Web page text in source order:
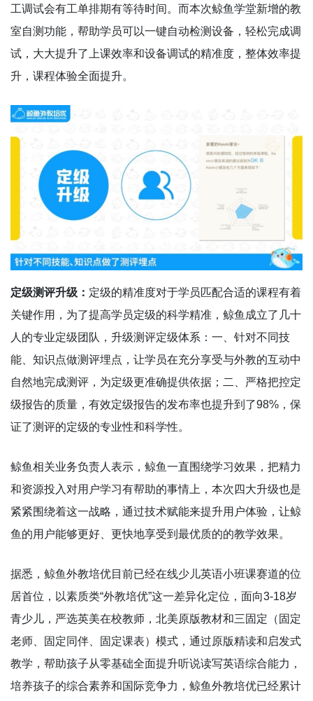
工调试会有工单排期有等待时间。而本次鲸鱼学堂新增的教
室自测功能，帮助学员可以一键自动检测设备，轻松完成调
试，大大提升了上课效率和设备调试的精准度，整体效率提
升，课程体验全面提升。
定级测评升级： 定级的精准度对于学员匹配合适的课程有着
关键作用，为了提高学员定级的科学精准，鲸鱼成立了几十
人的专业定级团队，升级测评定级体系：一、针对不同技
能、知识点做测评埋点，让学员在充分享受与外教的互动中
自然地完成测评，为定级更准确提供依据；二、严格把控定
级报告的质量，有效定级报告的发布率也提升到了98%，保
证了测评的定级的专业性和科学性。
鲸鱼相关业务负责人表示，鲸鱼一直围绕学习效果，把精力
和资源投入对用户学习有帮助的事情上，本次四大升级也是
紧紧围绕着这一战略，通过技术赋能来提升用户体验，让鲸
鱼的用户能够更好、更快地享受到最优质的的教学效果。
据悉，鲸鱼外教培优目前已经在线少儿英语小班课赛道的位
居首位，以素质类“外教培优”这一差异化定位，面向3-18岁
青少儿，严选英美在校教师，北美原版教材和三固定（固定
老师、固定同伴、固定课表）模式，通过原版精读和启发式
教学，帮助孩子从零基础全面提升听说读写英语综合能力，
培养孩子的综合素养和国际竞争力，鲸鱼外教培优已经累计